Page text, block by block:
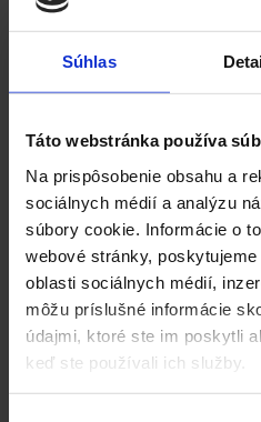
Súhlas
Táto webstránka používa
Na prispôsobenie obsahu a
sociálnych médií a analýzu
súbory cookie. Informácie o
webové stránky,
oblasti sociálnych médií,
môžu príslušné informácie
údajmi, ktoré ste im poskytli
keď ste používali ich služby.
modrá
Šírka pásky:
Chýba Vám v kalkulátore rozmer
parameter?
Počet kusov: